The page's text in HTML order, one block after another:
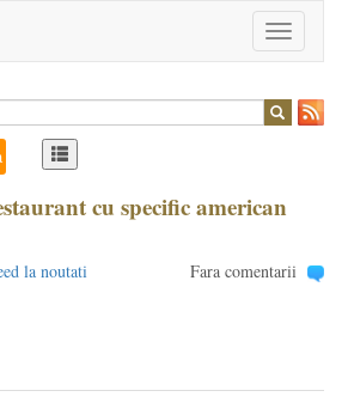
Toggle
navigation
cu specific american
la noutati Fara comentarii